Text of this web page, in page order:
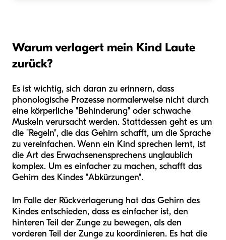
Warum verlagert mein Kind Laute
zurück?
Es ist wichtig, sich daran zu erinnern, dass
phonologische Prozesse normalerweise nicht durch
eine körperliche "Behinderung" oder schwache
Muskeln verursacht werden. Stattdessen geht es um
die "Regeln", die das Gehirn schafft, um die Sprache
zu vereinfachen. Wenn ein Kind sprechen lernt, ist
die Art des Erwachsenensprechens unglaublich
komplex. Um es einfacher zu machen, schafft das
Gehirn des Kindes "Abkürzungen".
Im Falle der Rückverlagerung hat das Gehirn des
Kindes entschieden, dass es einfacher ist, den
hinteren Teil der Zunge zu bewegen, als den
vorderen Teil der Zunge zu koordinieren. Es hat die